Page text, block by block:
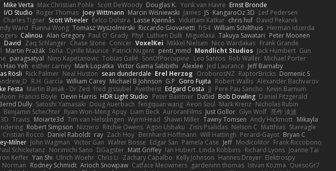
Mike Verta Max Christian Pohle Scott DeWoody Douglas K. Yorik van Havre Ernst Bronde
I/O Studio Roger Thomas Joey Wittmann Marcin Wiśniewski James JS KangaroOz 3D Leif Pedersen
Charles Tigner Scott Wheeler Eelco Dolstra Lasse Kjønnås Viduttam Katkar chris huf David Pekarek
Ward Fianna Wong Tomasz Wyszolmirski Riccardo Giovanetti fr54 William Schilthuis Herman Idzerda
Calinou Alan Gregory Paul O' Grady Phyl Luthien Dulk Miguelaxa Takuya Sawatari Peter Moonen
David Zaq Schlanger Chase Stone Conicer VoxelKei Mikkel Nielsen Nico Wardakas Frank Grande
Martin Pražák Sofia Cyrille Maurice Patrick Nugent penti_mmd Mondlicht Studios Jack Humbert Gun
paragsatyal Nino Kapetanovic Tobias Gallé SonOfPorcupine Leo Santos Rob Waller Michael Porter
Hao Yeh esther carney Mark Lopatka Victor Gama Sabbithi Alexlee Jed Laurance Jeff Barnaby
Rösli Rick Palmer Neal Huston sean dunderdale Erel Herzog OroborosNZ RaptorBricks Domenic S
R.H. García William Carey Michael B Johnson G.P Goro Fujita Robert Wallis Alexander Bachvarov
Festa Martin Banak - Dr Zed fred gissubel Ayetheist Edgard Costa JJ Pere Pau Sancho Kevin Barnum
Francis Boyle Devin Harris HDR Light Studio Peter Baintner Da5id Bob Dowling Daniel Fitzgerald
Dully Satoshi Yamasaki Doug Auerbach fengquan wang Aeon Soul Mark Krenz Nicholas Rubin
Benjamin Schechter Ryan Won-Meng Apuy Liam Beck AuroranFilms Just Gollor Glyn Wolf 亮作 淡波
Travis Moiarte3d Tim van Helsdingen WyrmHead Shawn Miller Tawny Tomsen Andy Hickmott Mikayla
Robert Simpson Nizzero Ritchie Owens Agon Ushaku Zisis Psalidas Nelson C Matthias Stareagle
Cristian Rocco Daniel Raboldt ray Zach Hoy Bernhard Hoffmann Will Hattingh Perard-Gayot Bryan C
Milner John Wagman Victor Gan Walter Bosse Edgar San Pamela Case Jeff Modicolitor Frank Riccobono
Schicketanz Norimichi Sano DGagster Matt Griffey Ian Hubert Linda Robbins Richard Lyons Joanne Tai
Keffer Yan Shi Ulrich Woehr Chris Li Zachary Capalbo Kelly Johnson Hannes Dreyer Elektrospy
Norman Rodney Schmidt Arioch Snowpaw Catface Meowmers gardeninn thomas Istvan Kozma QuesoGr7